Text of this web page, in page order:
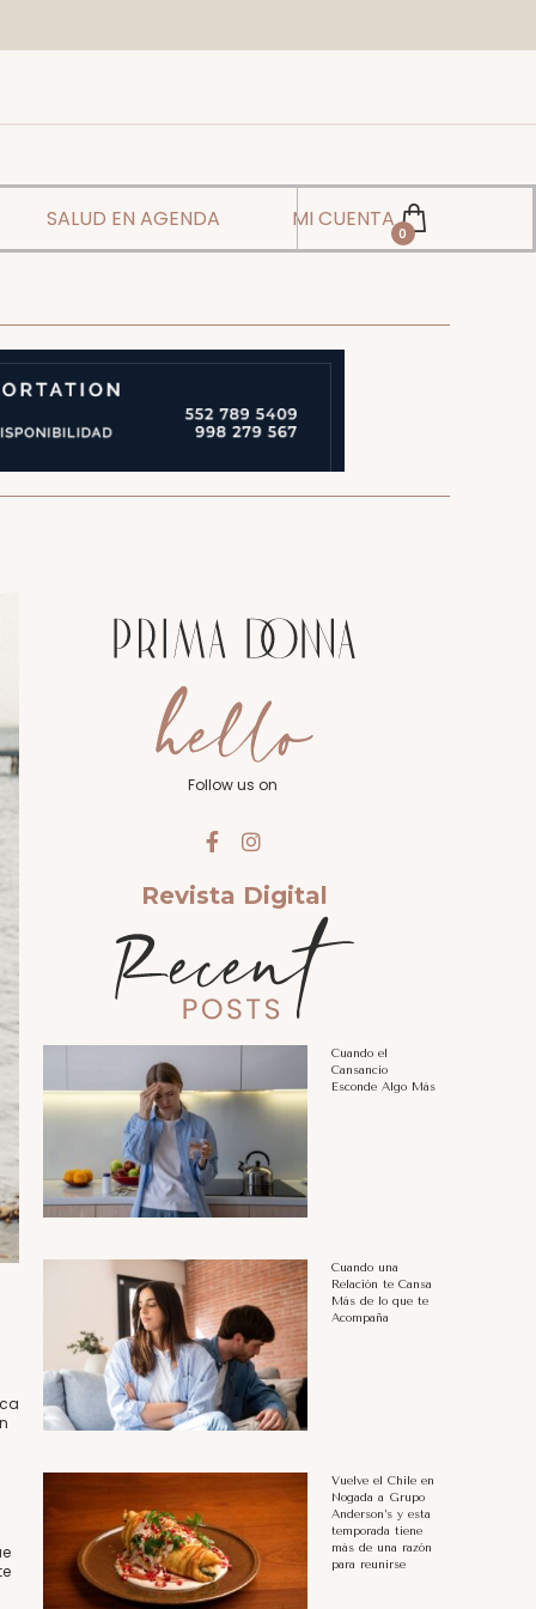
SALUD EN AGENDA MI CUENTA
0
Follow us on
Revista Digital
Cuando el
Cansancio
Esconde Algo Más
Cuando una
Relación te Cansa
Más de lo que te
Acompaña
Vuelve el Chile en
Nogada a Grupo
Anderson’s y esta
temporada tiene
más de una razón
para reunirse